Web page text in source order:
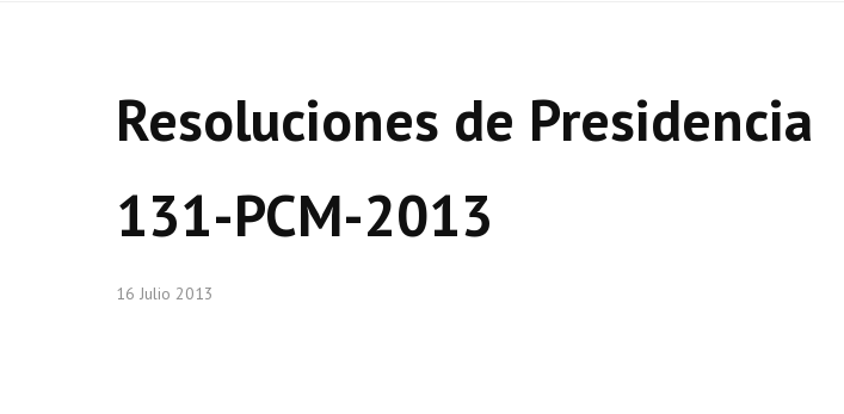
Resoluciones de Presidencia
131-PCM-2013
16 Julio 2013